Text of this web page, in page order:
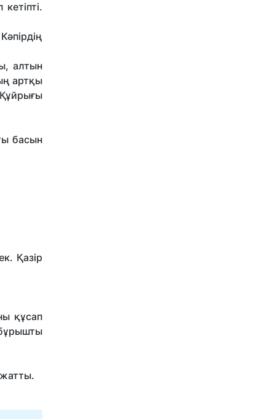
алтын
артқы
басын
Қазір
құсап